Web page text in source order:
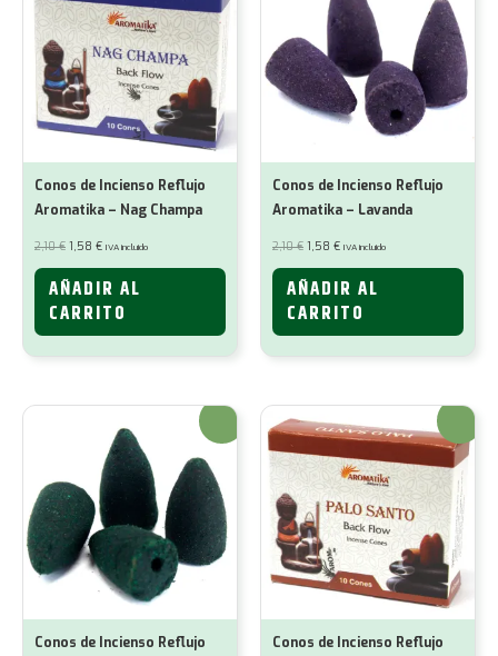
Conos de Incienso Reflujo
Aromatika – Nag Champa
2,10€ El
precio
original
era:
2,10 €.
1,58 €El
actual
es:
1,58 €.
IVA incluido
AÑADIR AL
CARRITO
Conos de Incienso Reflujo
Aromatika – Lavanda
2,10€ El
precio
original
era:
2,10 €.
1,58 €El
actual
es:
1,58 €.
IVA incluido
AÑADIR AL
CARRITO
¡Oferta!
Conos de Incienso Reflujo
¡Oferta!
Conos de Incienso Reflujo